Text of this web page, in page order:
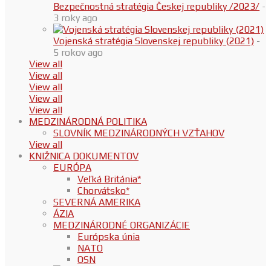
Bezpečnostná stratégia Českej republiky /2023/ -
3 roky ago
Vojenská stratégia Slovenskej republiky (2021) -
5 rokov ago
View all
View all
View all
View all
View all
MEDZINÁRODNÁ POLITIKA
SLOVNÍK MEDZINÁRODNÝCH VZŤAHOV
View all
KNIŽNICA DOKUMENTOV
EURÓPA
Veľká Británia*
Chorvátsko*
SEVERNÁ AMERIKA
ÁZIA
MEDZINÁRODNÉ ORGANIZÁCIE
Európska únia
NATO
OSN